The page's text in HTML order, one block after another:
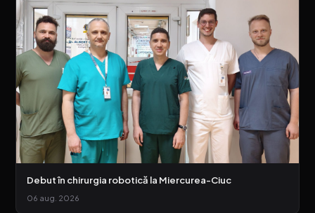
Debut în chirurgia robotică la Miercurea-Ciuc
06 aug. 2026